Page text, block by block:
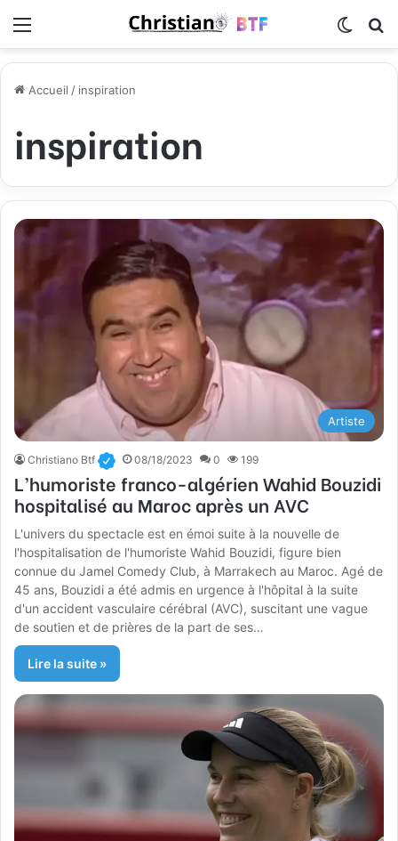
Accueil / inspiration
inspiration
Artiste
Christiano Btf 08/18/2023 0 199
L’humoriste franco-algérien Wahid Bouzidi
hospitalisé au Maroc après un AVC
L'univers du spectacle est en émoi suite à la nouvelle de
l'hospitalisation de l'humoriste Wahid Bouzidi, figure bien
connue du Jamel Comedy Club, à Marrakech au Maroc. Agé de
45 ans, Bouzidi a été admis en urgence à l'hôpital à la suite
d'un accident vasculaire cérébral (AVC), suscitant une vague
de soutien et de prières de la part de ses…
Lire la suite »